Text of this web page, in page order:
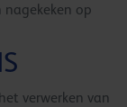
op
verwerken van